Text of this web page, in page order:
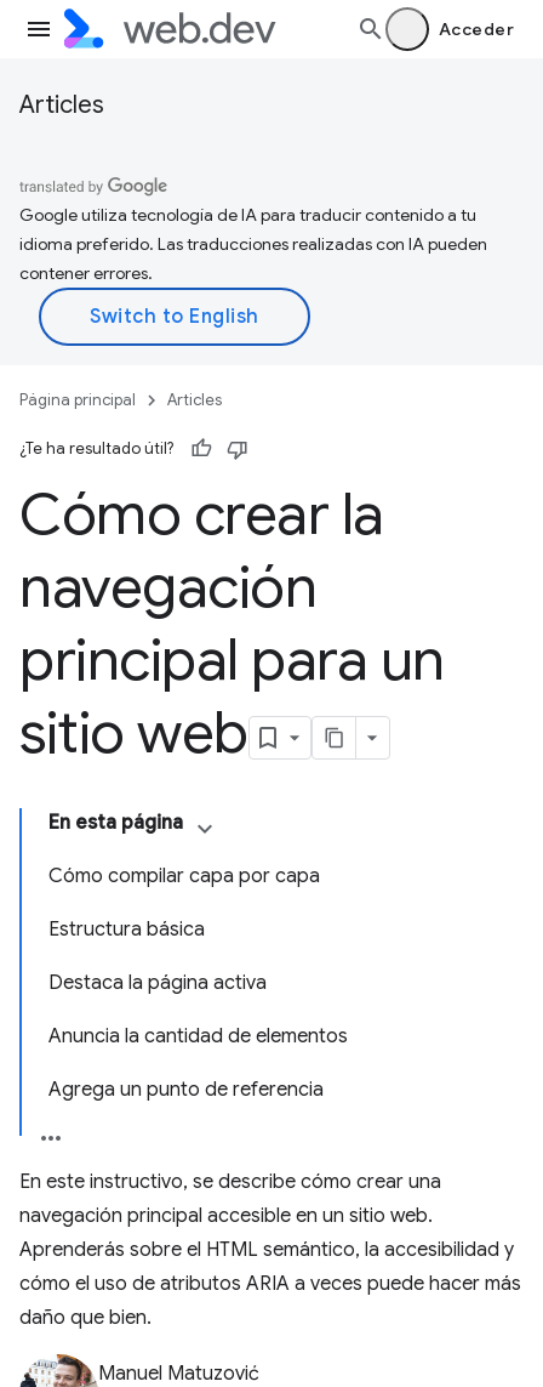
Acceder
Articles
Google utiliza tecnología de IA para traducir contenido a tu
idioma preferido. Las traducciones realizadas con IA pueden
contener errores.
Página principal Articles
¿Te ha resultado útil?
Cómo crear la
navegación
principal para un
sitio web
En esta página
Cómo compilar capa por capa
Estructura básica
Destaca la página activa
Anuncia la cantidad de elementos
Agrega un punto de referencia
En este instructivo, se describe cómo crear una
navegación principal accesible en un sitio web.
Aprenderás sobre el HTML semántico, la accesibilidad y
cómo el uso de atributos ARIA a veces puede hacer más
daño que bien.
Manuel Matuzović